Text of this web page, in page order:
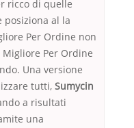
ricco di quelle
posiziona al la
Per Ordine non
Per Ordine
Una versione
tutti, Sumycin
a risultati
una